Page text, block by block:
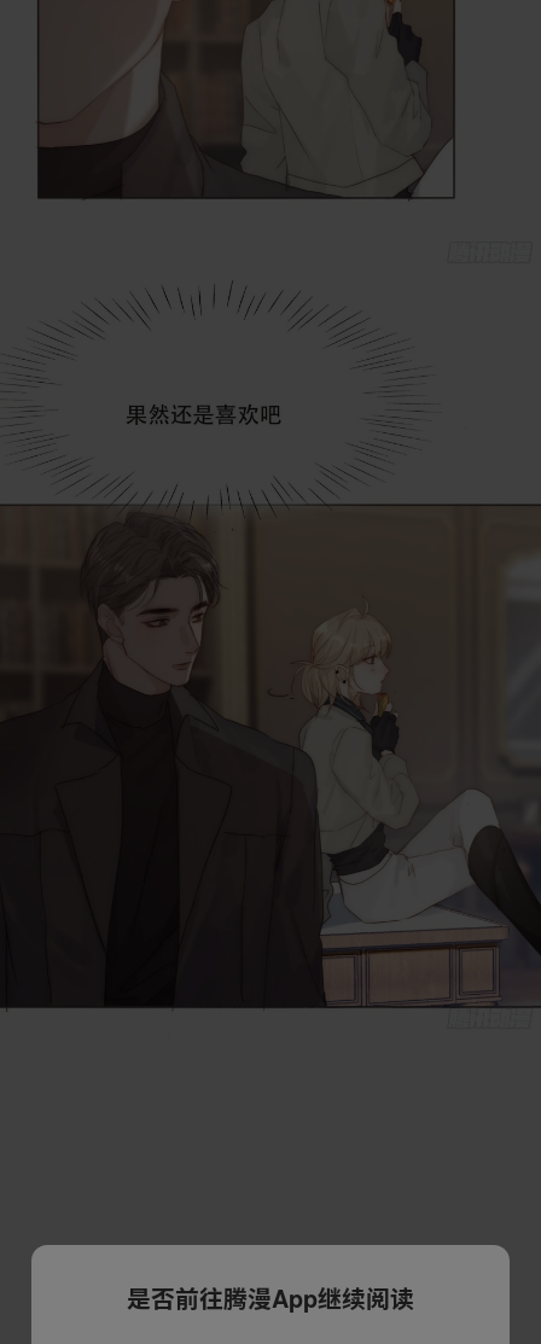
是否前往腾漫App继续阅读